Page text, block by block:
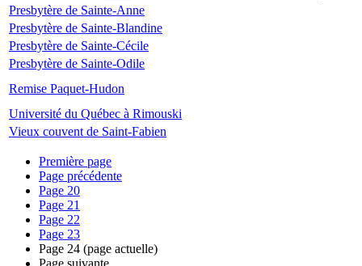
Presbytère de Sainte-Anne
Presbytère de Sainte-Blandine
Presbytère de Sainte-Cécile
Presbytère de Sainte-Odile
Remise Paquet-Hudon
Université du Québec à Rimouski
Vieux couvent de Saint-Fabien
Première page
Page précédente
Page 20
Page 21
Page 22
Page 23
Page 24 (page actuelle)
Page suivante